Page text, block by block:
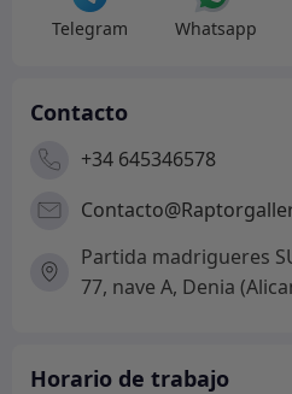
Telegram Whatsapp
Contacto
+34 645346578
Partida madrigueres
77, nave A, Denia
Horario de trabajo